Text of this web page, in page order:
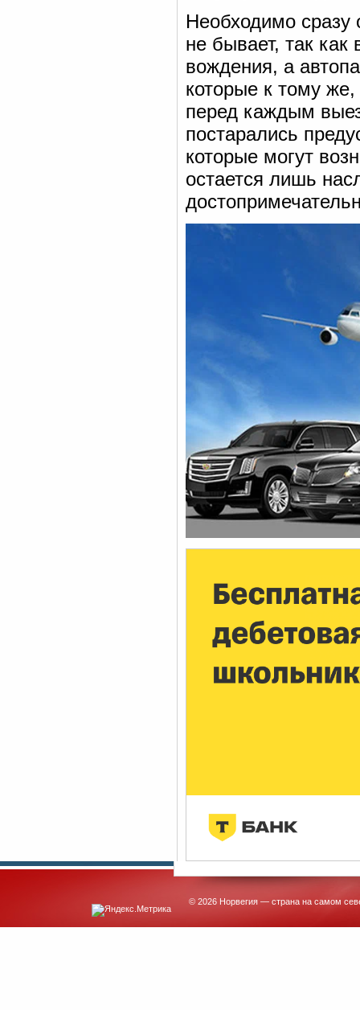
Необходимо сразу
не бывает, так
вождения, а
которые к тому же,
перед каждым
постарались
которые могут
остается лишь
© 2026 Норвегия — страна на самом